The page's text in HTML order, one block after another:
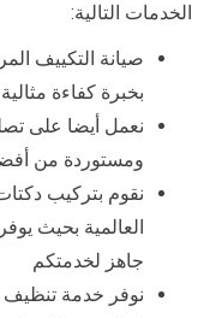
الخدمات التالية:
صيانة التكييف
بخبرة كفاءة مثالية
نعمل أيضا على
ومستوردة من
نقوم بتركيب
العالمية بحيث
جاهز لخدمتكم
نوفر خدمة تنظيف